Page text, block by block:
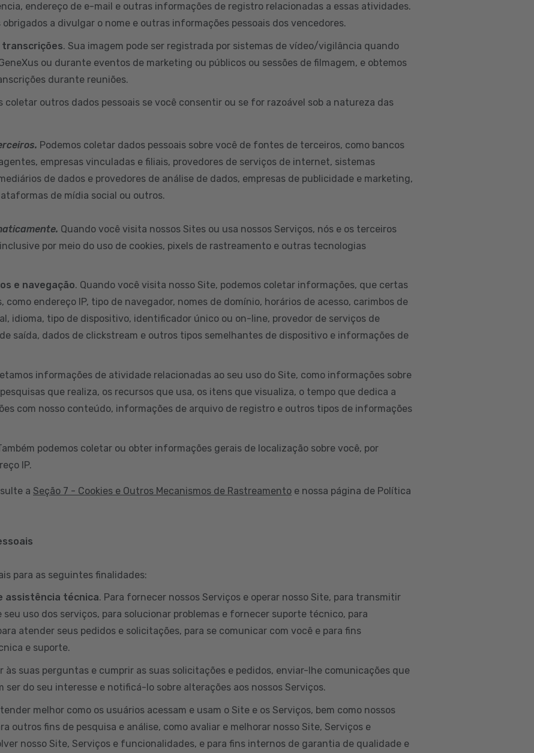
endereço de e-mail e outras informações de registro relacionadas a essas atividades.
a divulgar o nome e outras informações pessoais dos vencedores.
transcrições. Sua imagem pode ser registrada por sistemas de vídeo/vigilância quando
ou durante eventos de marketing ou públicos ou sessões de filmagem, e obtemos
durante reuniões.
coletar outros dados pessoais se você consentir ou se for razoável sob a natureza das
Podemos coletar dados pessoais sobre você de fontes de terceiros, como bancos
empresas vinculadas e filiais, provedores de serviços de internet, sistemas
de dados e provedores de análise de dados, empresas de publicidade e marketing,
de mídia social ou outros.
Quando você visita nossos Sites ou usa nossos Serviços, nós e os terceiros
por meio do uso de cookies, pixels de rastreamento e outras tecnologias
e navegação. Quando você visita nosso Site, podemos coletar informações, que certas
como endereço IP, tipo de navegador, nomes de domínio, horários de acesso, carimbos de
idioma, tipo de dispositivo, identificador único ou on-line, provedor de serviços de
saída, dados de clickstream e outros tipos semelhantes de dispositivo e informações de
informações de atividade relacionadas ao seu uso do Site, como informações sobre
que realiza, os recursos que usa, os itens que visualiza, o tempo que dedica a
com nosso conteúdo, informações de arquivo de registro e outros tipos de informações
podemos coletar ou obter informações gerais de localização sobre você, por
IP.
a Seção 7 - Cookies e Outros Mecanismos de Rastreamento e nossa página de Política
para as seguintes finalidades:
assistência técnica. Para fornecer nossos Serviços e operar nosso Site, para transmitir
uso dos serviços, para solucionar problemas e fornecer suporte técnico, para
atender seus pedidos e solicitações, para se comunicar com você e para fins
e suporte.
às suas perguntas e cumprir as suas solicitações e pedidos, enviar-lhe comunicações que
ser do seu interesse e notificá-lo sobre alterações aos nossos Serviços.
melhor como os usuários acessam e usam o Site e os Serviços, bem como nossos
outros fins de pesquisa e análise, como avaliar e melhorar nosso Site, Serviços e
nosso Site, Serviços e funcionalidades, e para fins internos de garantia de qualidade e